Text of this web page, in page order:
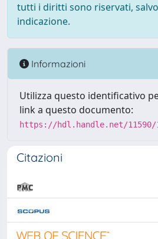
tutti i diritti sono riservati,
indicazione.
Informazioni
Utilizza questo identificativo
link a questo documento:
https://hdl.handle.net/11590/
Citazioni